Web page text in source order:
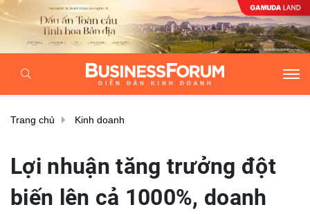
Trang chủ Kinh doanh
Lợi nhuận tăng trưởng đột
biến lên cả 1000%, doanh